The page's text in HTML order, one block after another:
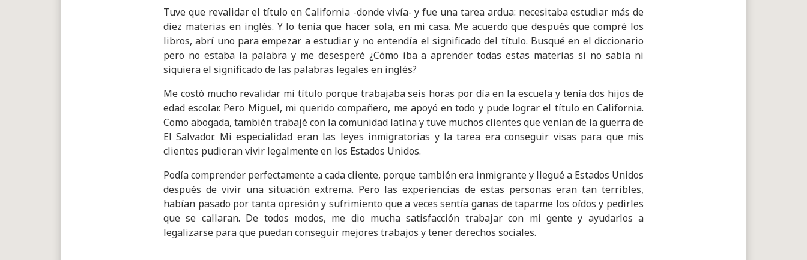
Tuve que revalidar el título en California -donde vivía- y fue una tarea ardua: necesitaba estudiar más de
diez materias en inglés. Y lo tenía que hacer sola, en mi casa. Me acuerdo que después que compré los
libros, abrí uno para empezar a estudiar y no entendía el significado del título. Busqué en el diccionario
pero no estaba la palabra y me desesperé ¿Cómo iba a aprender todas estas materias si no sabía ni
siquiera el significado de las palabras legales en inglés?
Me costó mucho revalidar mi título porque trabajaba seis horas por día en la escuela y tenía dos hijos de
edad escolar. Pero Miguel, mi querido compañero, me apoyó en todo y pude lograr el título en California.
Como abogada, también trabajé con la comunidad latina y tuve muchos clientes que venían de la guerra de
El Salvador. Mi especialidad eran las leyes inmigratorias y la tarea era conseguir visas para que mis
clientes pudieran vivir legalmente en los Estados Unidos.
Podía comprender perfectamente a cada cliente, porque también era inmigrante y llegué a Estados Unidos
después de vivir una situación extrema. Pero las experiencias de estas personas eran tan terribles,
habían pasado por tanta opresión y sufrimiento que a veces sentía ganas de taparme los oídos y pedirles
que se callaran. De todos modos, me dio mucha satisfacción trabajar con mi gente y ayudarlos a
legalizarse para que puedan conseguir mejores trabajos y tener derechos sociales.